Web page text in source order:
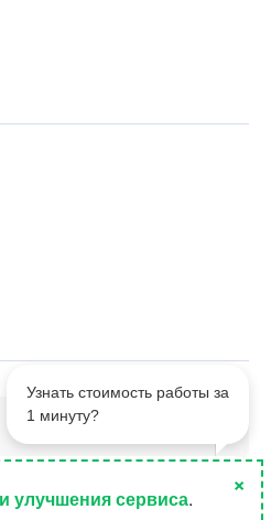
1
Узнать стоимость работы за
1 минуту?
Шевченко 23а
улучшения сервиса.
×